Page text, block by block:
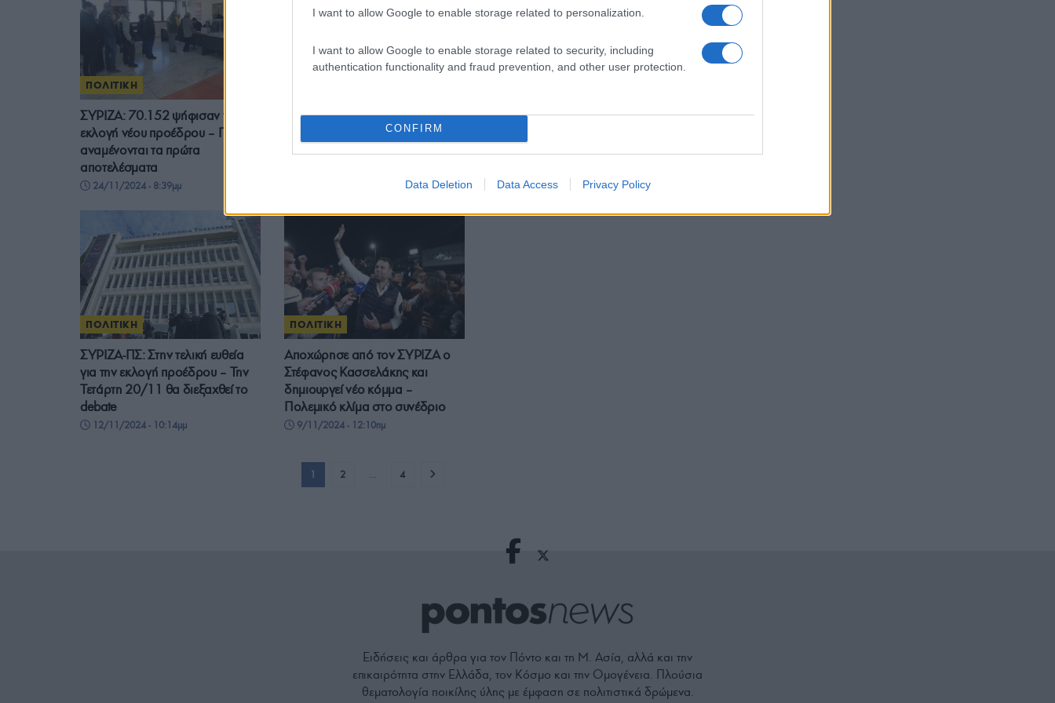
I want to allow Google to enable storage related to personalization.
I want to allow Google to enable storage related to security, including
authentication functionality and fraud prevention, and other user protection.
CONFIRM
Data Deletion Data Access Privacy Policy
ΠΟΛΙΤΙΚΗ
ΣΥΡΙΖΑ: 70.152 ψήφισαν για την
εκλογή νέου προέδρου – Πότε
αναμένονται τα πρώτα
αποτελέσματα
24/11/2024 - 8:39μμ
Εκλογές στον ΣΥΡΙΖΑ: Στοίχημα
η συμμετοχή, αλλά και η επόμενη
μέρα
Ώρα ΣΥΡΙΖΑ: Οι σημερινές
μέρα
ΠΟΛΙΤΙΚΗ
ΣΥΡΙΖΑ-ΠΣ: Στην τελική ευθεία
για την εκλογή προέδρου – Την
Τετάρτη 20/11 θα διεξαχθεί το
debate
12/11/2024 - 10:14μμ
ΠΟΛΙΤΙΚΗ
Αποχώρησε από τον ΣΥΡΙΖΑ ο
Στέφανος Κασσελάκης και
δημιουργεί νέο κόμμα –
Πολεμικό κλίμα στο συνέδριο
9/11/2024 - 12:10πμ
1 2 … 4
Ειδήσεις και άρθρα για τον Πόντο και τη Μ. Ασία, αλλά και την
επικαιρότητα στην Ελλάδα, τον Κόσμο και την Ομογένεια. Πλούσια
θεματολογία ποικίλης ύλης με έμφαση σε πολιτιστικά δρώμενα.